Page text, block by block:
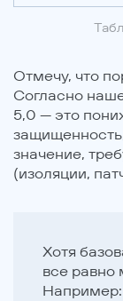
Отмечу, что
Согласно
5,0 — это
значение,
(изоляции,
Хотя
все равно
Например: